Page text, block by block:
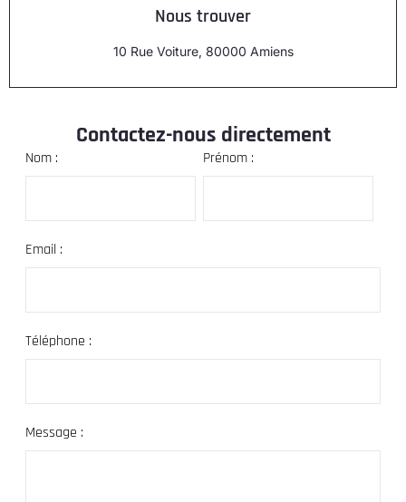
Nous trouver
10 Rue Voiture, 80000 Amiens
Contactez-nous directement
Nom : Prénom :
Email :
Téléphone :
Message :